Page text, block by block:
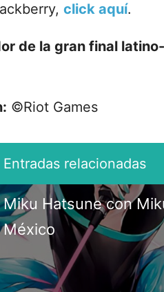
click aquí.
de la gran final
©Riot Games
Miku Hatsune con
México